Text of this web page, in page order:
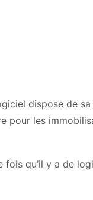
dispose de
pour les
fois qu’il y a de